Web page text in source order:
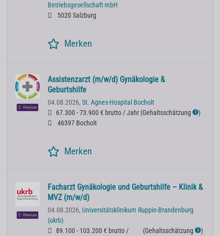
Betriebsgesellschaft mbH
5020 Salzburg
Merken
Premium
Assistenzarzt (m/w/d) Gynäkologie &
Geburtshilfe
04.08.2026, St. Agnes-Hospital Bocholt
67.300 - 73.900 € brutto / Jahr (Gehaltsschätzung ℹ )
46397 Bocholt
Merken
Premium
Facharzt Gynäkologie und Geburtshilfe – Klinik &
MVZ (m/w/d)
04.08.2026, Universitätsklinikum Ruppin-Brandenburg
(ukrb)
89.100 - 103.200 € brutto /
(Gehaltsschätzung ℹ )